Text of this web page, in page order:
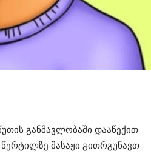
განმავლობაში დააწექით
მასაჟი გითრგუნავთ